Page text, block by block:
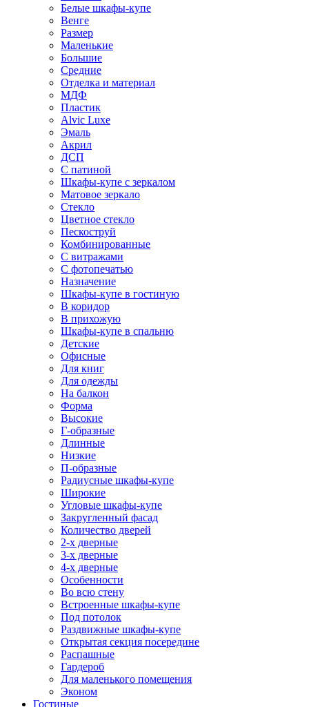
Белые шкафы-купе
Венге
Размер
Маленькие
Большие
Средние
Отделка и материал
МДФ
Пластик
Alvic Luxe
Эмаль
Акрил
ДСП
С патиной
Шкафы-купе с зеркалом
Матовое зеркало
Стекло
Цветное стекло
Пескоструй
Комбинированные
С витражами
С фотопечатью
Назначение
Шкафы-купе в гостиную
В коридор
В прихожую
Шкафы-купе в спальню
Детские
Офисные
Для книг
Для одежды
На балкон
Форма
Высокие
Г-образные
Длинные
Низкие
П-образные
Радиусные шкафы-купе
Широкие
Угловые шкафы-купе
Закругленный фасад
Количество дверей
2-х дверные
3-х дверные
4-х дверные
Особенности
Во всю стену
Встроенные шкафы-купе
Под потолок
Раздвижные шкафы-купе
Открытая секция посередине
Распашные
Гардероб
Для маленького помещения
Эконом
Гостиные